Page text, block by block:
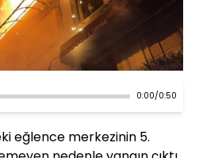
0:00/0:50
eğlence merkezinin 5.